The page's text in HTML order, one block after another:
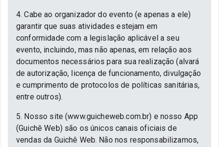
4. Cabe ao organizador do evento (e apenas a ele)
garantir que suas atividades estejam em
conformidade com a legislação aplicável a seu
evento, incluindo, mas não apenas, em relação aos
documentos necessários para sua realização (alvará
de autorização, licença de funcionamento, divulgação
e cumprimento de protocolos de políticas sanitárias,
entre outros).
5. Nosso site (www.guicheweb.com.br) e nosso App
(Guichê Web) são os únicos canais oficiais de
vendas da Guichê Web. Não nos responsabilizamos,